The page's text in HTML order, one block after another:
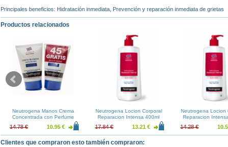
Principales beneficios: Hidratación inmediata, Prevención y reparación inmediata de grietas
Productos relacionados
Neutrogena Manos Crema
Concentrada con Perfume
14.78 € 10.95 €
Neutrogena Locion Corporal
Reparacion Intensa 400ml
17.84 € 13.21 €
Neutrogena Locion
Reparacion
14.28 €
Clientes que compraron esto también compraron: